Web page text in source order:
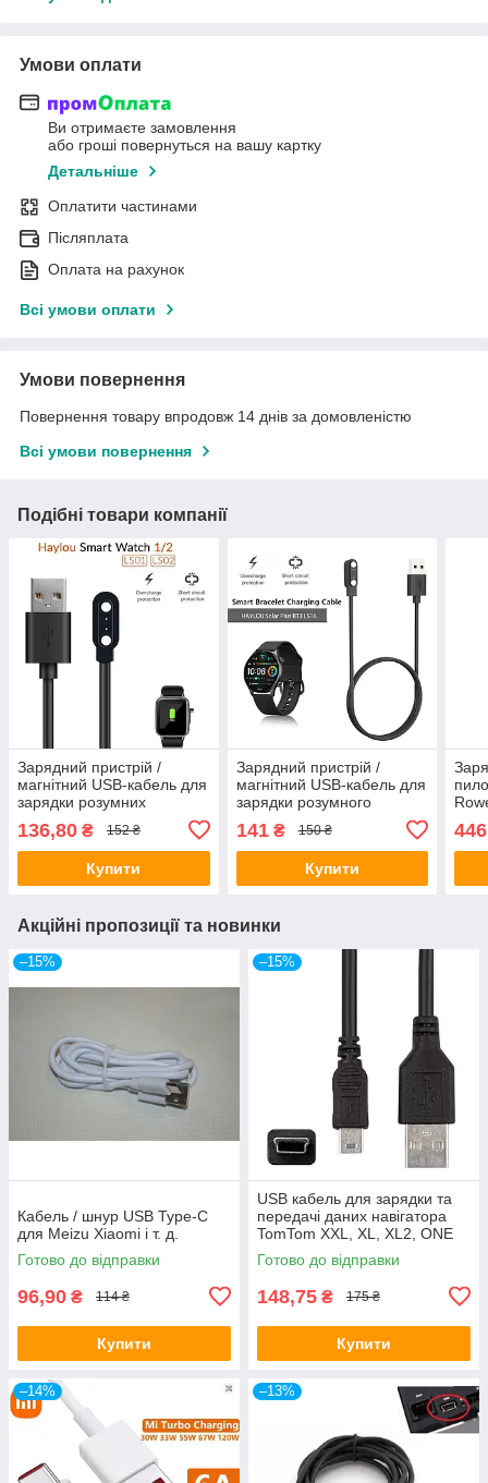
Умови оплати
Ви отримаєте замовлення
або гроші повернуться на вашу картку
Детальніше
Оплатити частинами
Післяплата
Оплата на рахунок
Всі умови оплати
Умови повернення
Повернення товару впродовж 14 днів за домовленістю
Всі умови повернення
Подібні товари компанії
Зарядний пристрій /
магнітний USB-кабель для
зарядки розумних
годинників Xiaomi Haylou
Solar / Haylou LS02 / LS01,
2.8мм-9мм
136,80 ₴ 152 ₴
Купити
Зарядний пристрій /
магнітний USB-кабель для
зарядки розумного
Solar Plus, LS16 Solar
Plus, 7.62мм-14.3мм
141₴ 150 ₴
Купити
ion
Акційні пропозиції та новинки
–15%
Кабель / шнур USB Type-C
для Meizu Xiaomi і т. д.
Готово до відправки
96,90 ₴ 114 ₴
Купити
–15%
USB кабель для зарядки та
передачі даних навігатора
TomTom XXL, XL, XL2, ONE
XL, N14644, Go 550, 730,
750, 920, 940
Готово до відправки
148,75 ₴ 175 ₴
Купити
–14% –13%